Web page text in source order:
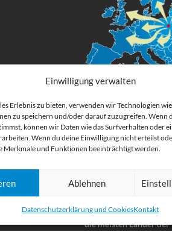
Einwilligung verwalten
Erlebnis zu bieten, verwenden wir Technologien
zu speichern und/oder darauf zuzugreifen. Wenn
können wir Daten wie das Surfverhalten oder
Wenn du deine Einwilligung nicht erteilst
Merkmale und Funktionen beeinträchtigt werden.
Ablehnen
Datenschutzerklärung und CookiesKontakt
Digital
Stoffe, Folien, Fahnen,
Druckprodukte
die meisten Länder